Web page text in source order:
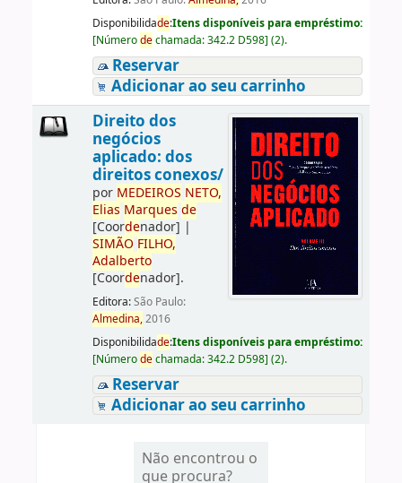
Disponibilidade:Itens disponíveis para empréstimo:
[Númerodechamada:342.2 D598] (2).
Reservar
Adicionar ao seu carrinho
Direito dos
negócios
aplicado: dos
direitos conexos/
por MEDEIROS NETO,
Elias Marques de
[Coordenador] |
SIMÃO FILHO,
Adalberto
[Coordenador].
Editora:São Paulo:
Almedina,2016
Disponibilidade:Itens disponíveis para empréstimo:
[Númerodechamada:342.2 D598] (2).
Reservar
Adicionar ao seu carrinho
Não encontrou o
que procura?